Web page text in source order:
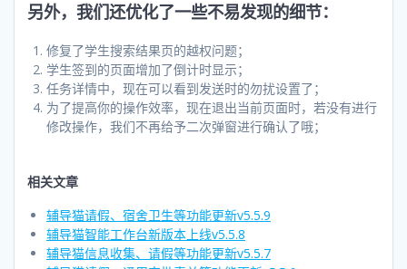
另外，我们还优化了一些不易发现的细节：
修复了学生搜索结果页的越权问题；
学生签到的页面增加了倒计时显示；
任务详情中，现在可以看到发送时的勿扰设置了；
为了提高你的操作效率，现在退出当前页面时，若没有进行
修改操作，我们不再给予二次弹窗进行确认了哦；
相关文章
辅导猫请假、宿舍卫生等功能更新v5.5.9
辅导猫智能工作台新版本上线v5.5.8
辅导猫信息收集、请假等功能更新v5.5.7